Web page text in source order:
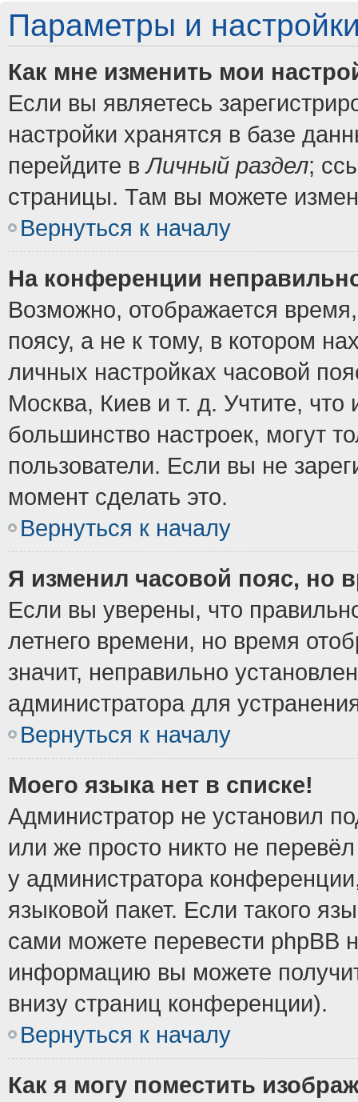
Параметры и
Как мне изменить мои
Если вы являетесь
настройки хранятся в базе
перейдите вЛичный раздел;
страницы. Там вы можете
Вернуться к началу
На конференции
Возможно, отображается
поясу, а не к тому, в котором
личных настройках часовой
Москва, Киев и т. д. Учтите, что
большинство настроек, могут
пользователи. Если вы не
момент сделать это.
Вернуться к началу
Я изменил часовой пояс, но
Если вы уверены, что
летнего времени, но время
значит, неправильно
администратора для
Вернуться к началу
Моего языка нет в списке!
Администратор не установил
или же просто никто не
у администратора
языковой пакет. Если такого
сами можете перевести phpBB
информацию вы можете
внизу страниц конференции).
Вернуться к началу
Как я могу поместить